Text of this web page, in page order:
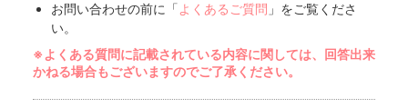
お問い合わせの前に「よくあるご質問 」をご覧くださ
い。
※よくある質問に記載されている内容に関しては、回答出来
かねる場合もございますのでご了承ください。